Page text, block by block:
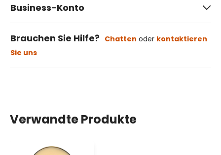
Business-Konto
Brauchen Sie Hilfe? Chatten oder kontaktieren
Sie uns
Verwandte Produkte